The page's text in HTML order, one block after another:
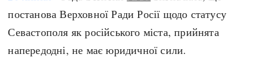
постанова Верховної Ради Росії щодо статусу
Севастополя як російського міста, прийнята
напередодні, не має юридичної сили.